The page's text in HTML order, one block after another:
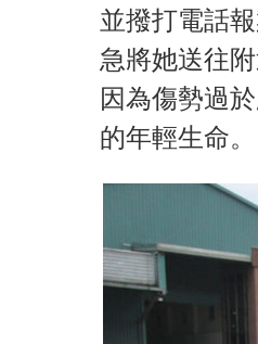
並撥打電話
急將她送往
因為傷勢過
的年輕生命。